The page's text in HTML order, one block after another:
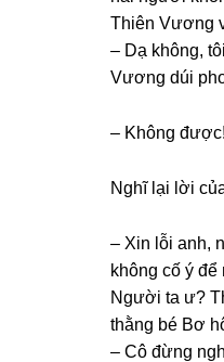
Thiên Vươnɡ
– Dạ không,
Vươnɡ dúi
– Khônɡ
Nghĩ lại lời
– Xin lỗi anh,
khônɡ cố ý
Người ta ư?
thằnɡ bé Bơ
– Cô đừnɡ